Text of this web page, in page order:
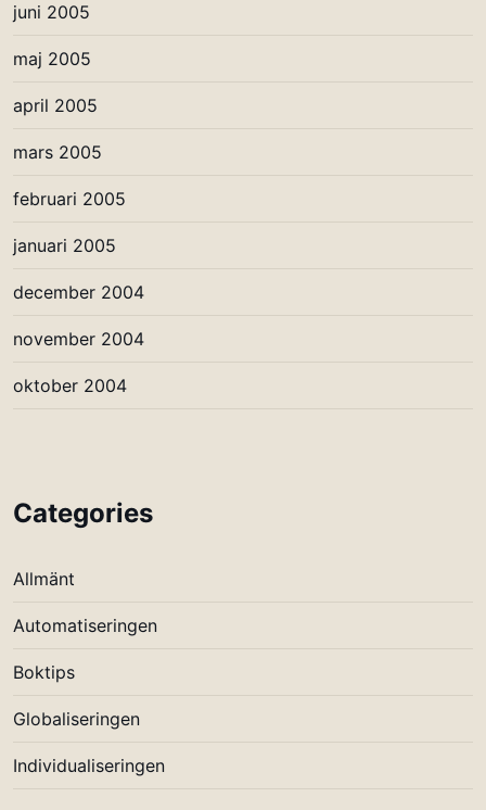
juni 2005
maj 2005
april 2005
mars 2005
februari 2005
januari 2005
december 2004
november 2004
oktober 2004
Categories
Allmänt
Automatiseringen
Boktips
Globaliseringen
Individualiseringen